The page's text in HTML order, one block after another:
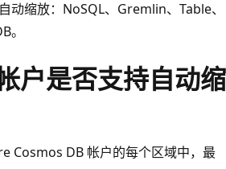
动缩放：NoSQL、Gremlin、Table、
。
户是否支持自动缩
Cosmos DB 帐户的每个区域中，最